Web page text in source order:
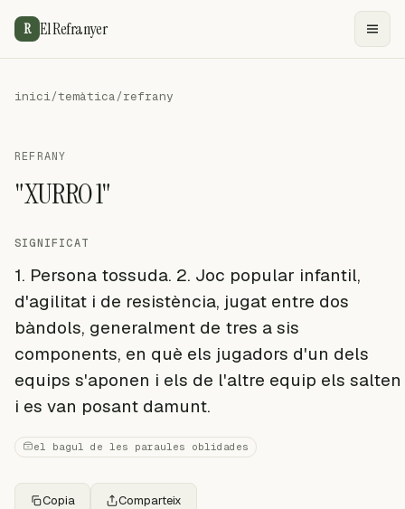
R El Refranyer
inici/temàtica/refrany
REFRANY
"XURRO 1"
SIGNIFICAT
1. Persona tossuda. 2. Joc popular infantil,
d'agilitat i de resistència, jugat entre dos
bàndols, generalment de tres a sis
components, en què els jugadors d'un dels
equips s'aponen i els de l'altre equip els salten
i es van posant damunt.
el bagul de les paraules oblidades
Copia Comparteix